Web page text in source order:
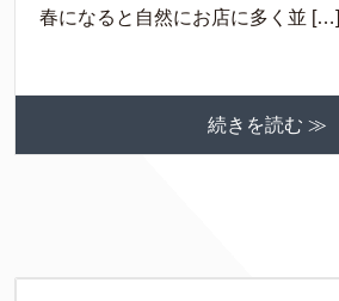
春になると自然にお店に多く並 […]
続きを読む ≫